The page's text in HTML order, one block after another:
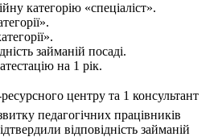
категорію «спеціаліст».
займаній посаді.
на 1 рік.
центру та 1 консультант
педагогічних працівників
відповідність займаній